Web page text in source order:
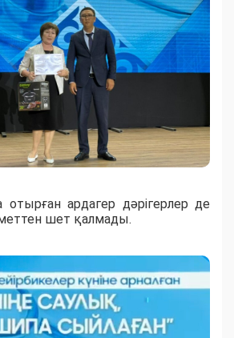
отырған ардагер дәрігерлер де
шет қалмады.